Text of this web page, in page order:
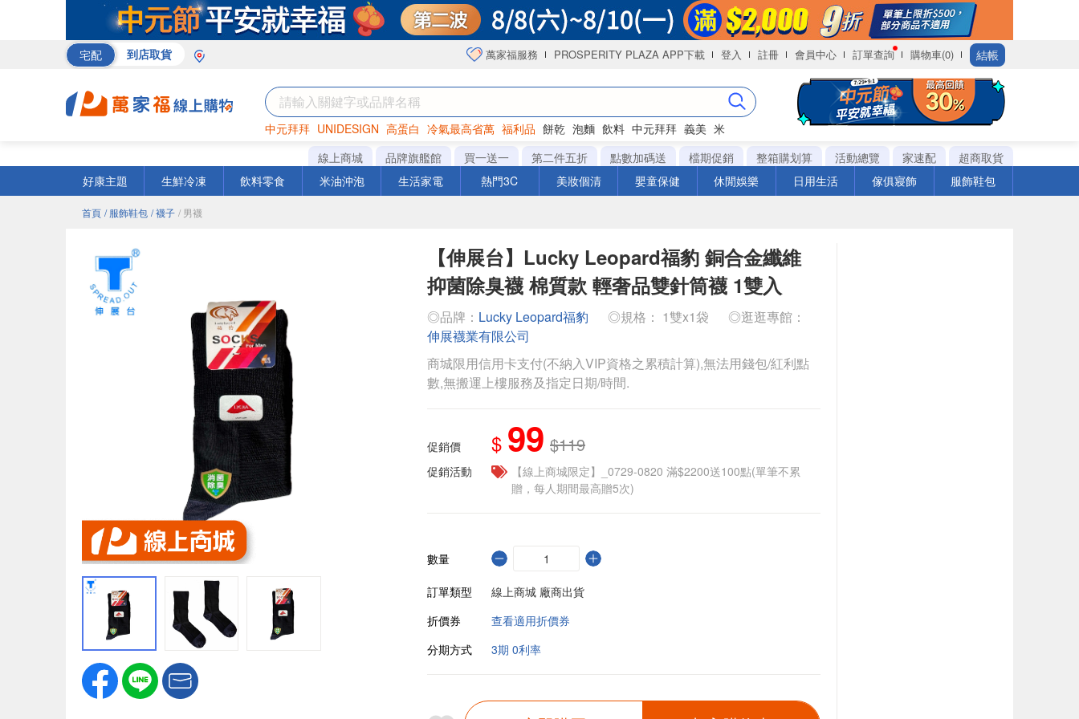
宅配 到店取貨 萬家福服務 PROSPERITY PLAZA APP下載 登入 註冊 會員中心 訂單查詢 購物車(0) 結帳
中元拜拜 UNIDESIGN 高蛋白 冷氣最高省萬 福利品 餅乾 泡麵 飲料 中元拜拜 義美 米
罐頭 咖啡 海苔
線上商城 品牌旗艦館 買一送一 第二件五折 點數加碼送 檔期促銷 整箱購划算 活動總覽 家速配
超商取貨
好康主題
生鮮冷凍 飲料零食 米油沖泡 生活家電 熱門3C 美妝個清 嬰童保健 休閒娛樂 日用生活 傢俱寢飾 服飾鞋包
首頁 / 服飾鞋包 / 襪子 / 男襪
【伸展台】Lucky Leopard福豹 銅合金纖維
抑菌除臭襪 棉質款 輕奢品雙針筒襪 1雙入
◎品牌： Lucky Leopard福豹 ◎規格： 1雙x1袋
◎逛逛專館：
伸展襪業有限公司
商城限用信用卡支付(不納入VIP資格之累積計算),無法用錢包/紅利點
數,無搬運上樓服務及指定日期/時間.
促銷價 $ 99 $119
促銷活動
【線上商城限定】_0729-0820 滿$2200送100點(單筆不累
贈，每人期間最高贈5次)
數量
訂單類型
線上商城 廠商出貨
折價券
查看適用折價券
分期方式
3期 0利率